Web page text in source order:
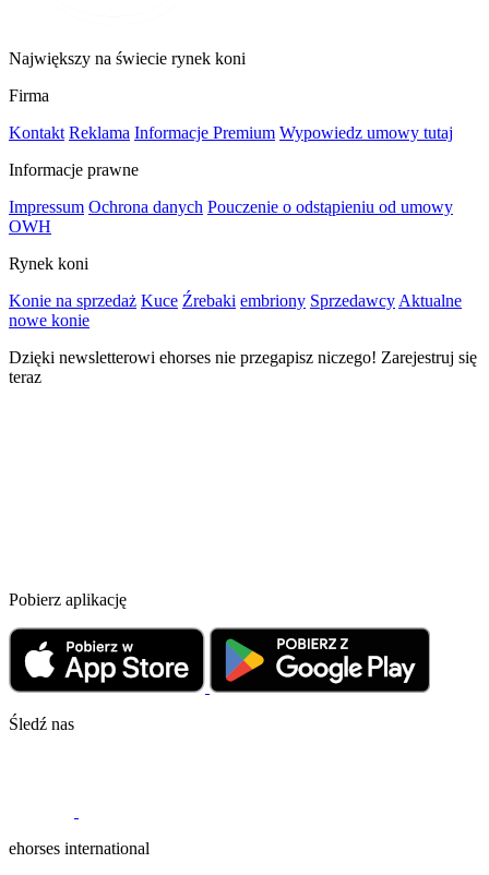
Największy na świecie rynek koni
Firma
Kontakt Reklama Informacje Premium Wypowiedz umowy tutaj
Informacje prawne
Impressum Ochrona danych Pouczenie o odstąpieniu od umowy
OWH
Rynek koni
Konie na sprzedaż Kuce Źrebaki embriony Sprzedawcy Aktualne
nowe konie
Dzięki newsletterowi ehorses nie przegapisz niczego! Zarejestruj się
teraz
Pobierz aplikację
Śledź nas
ehorses international